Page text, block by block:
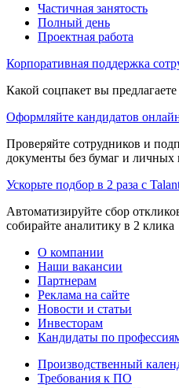
Частичная занятость
Полный день
Проектная работа
Корпоративная поддержка
Какой соцпакет вы
Оформляйте кандидатов
Проверяйте сотрудников и
документы без бумаг и личных
Ускорьте подбор в 2 раза с
Автоматизируйте сбор
собирайте аналитику в 2 клика
О компании
Наши вакансии
Партнерам
Реклама на сайте
Новости и статьи
Инвесторам
Кандидаты по
Производственный
Требования к ПО